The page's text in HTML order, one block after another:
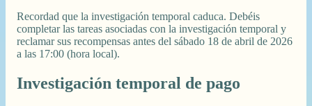
Recordad que la investigación temporal caduca. Debéis
completar las tareas asociadas con la investigación temporal y
reclamar sus recompensas antes del sábado 18 de abril de 2026
a las 17:00 (hora local).
Investigación temporal de pago